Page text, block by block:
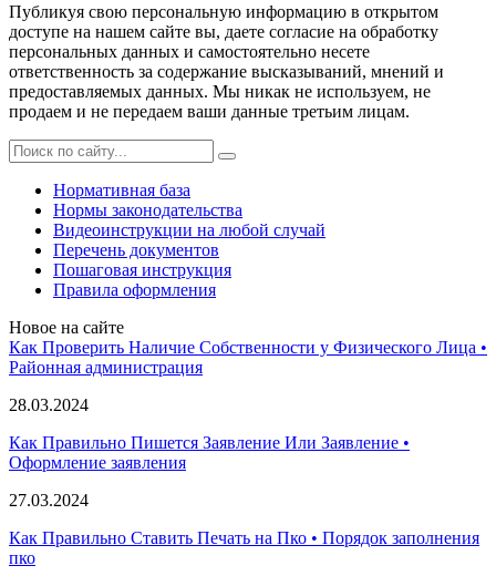
Публикуя свою персональную информацию в открытом
доступе на нашем сайте вы, даете согласие на обработку
персональных данных и самостоятельно несете
ответственность за содержание высказываний, мнений и
предоставляемых данных. Мы никак не используем, не
продаем и не передаем ваши данные третьим лицам.
Нормативная база
Нормы законодательства
Видеоинструкции на любой случай
Перечень документов
Пошаговая инструкция
Правила оформления
Новое на сайте
Как Проверить Наличие Собственности у Физического Лица •
Paйoннaя aдминиcтpaция
28.03.2024
Как Правильно Пишется Заявление Или Заявление •
Оформление заявления
27.03.2024
Как Правильно Ставить Печать на Пко • Порядок заполнения
пко